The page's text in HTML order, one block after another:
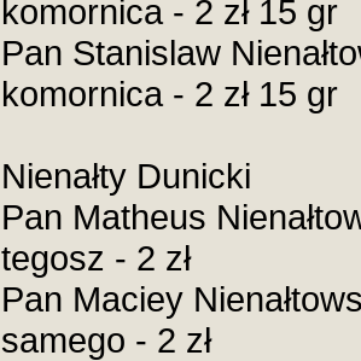
komornica - 2 zł 15 gr
Pan Stanislaw
komornica - 2 zł 15 gr
Nienałty Dunicki
Pan Matheus
tegosz - 2 zł
Pan Maciey
samego - 2 zł